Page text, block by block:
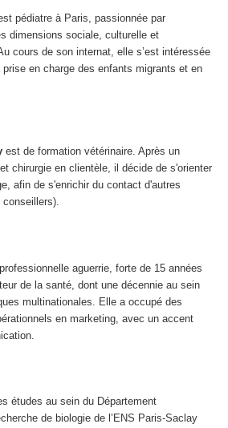
pédiatre à Paris, passionnée par
dimensions sociale, culturelle et
cours de son internat, elle s’est intéressée
en charge des enfants migrants et en
est de formation vétérinaire. Après un
chirurgie en clientèle, il décide de s'orienter
afin de s'enrichir du contact d'autres
aguerrie, forte de 15 années
de la santé, dont une décennie au sein
multinationales. Elle a occupé des
en marketing, avec un accent
études au sein du Département
de biologie de l’ENS Paris-Saclay